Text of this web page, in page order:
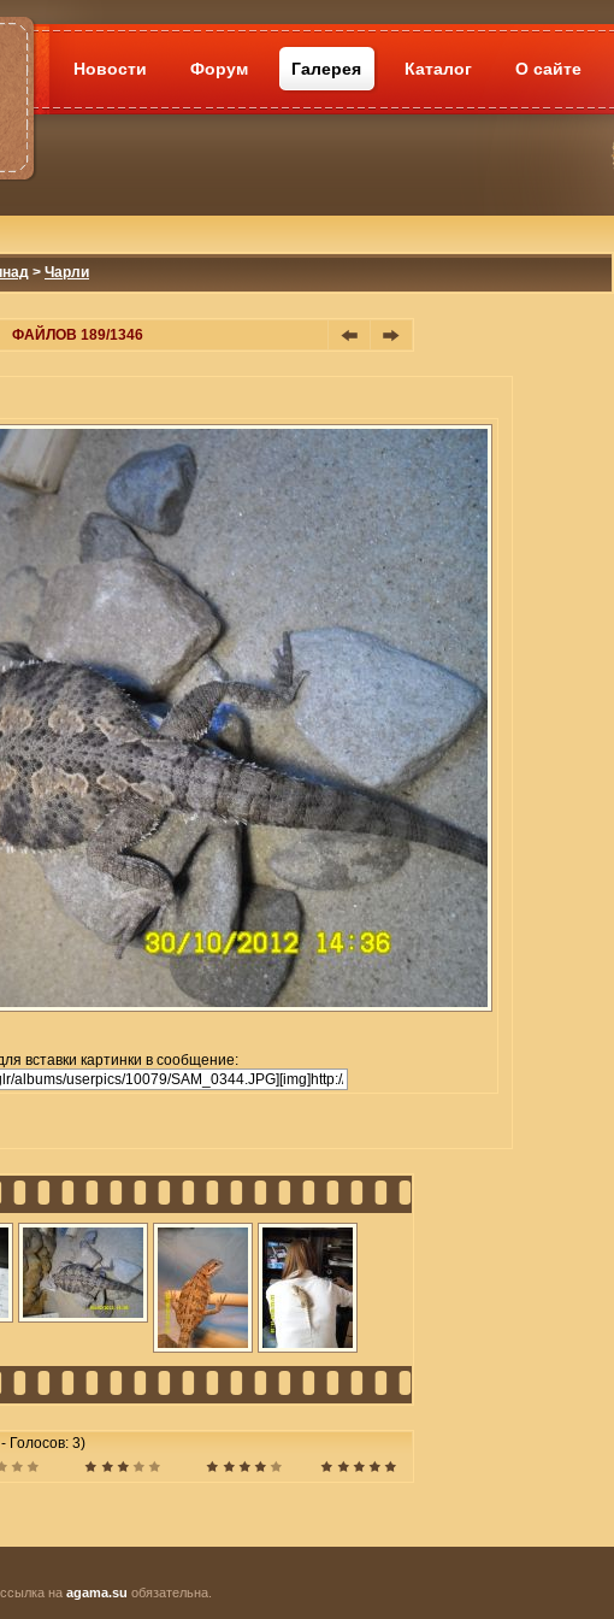
Новости Форум Галерея Каталог О сайте
> Чарли
ФАЙЛОВ 189/1346
вставки картинки в сообщение:
Голосов: 3)
на agama.su обязательна.